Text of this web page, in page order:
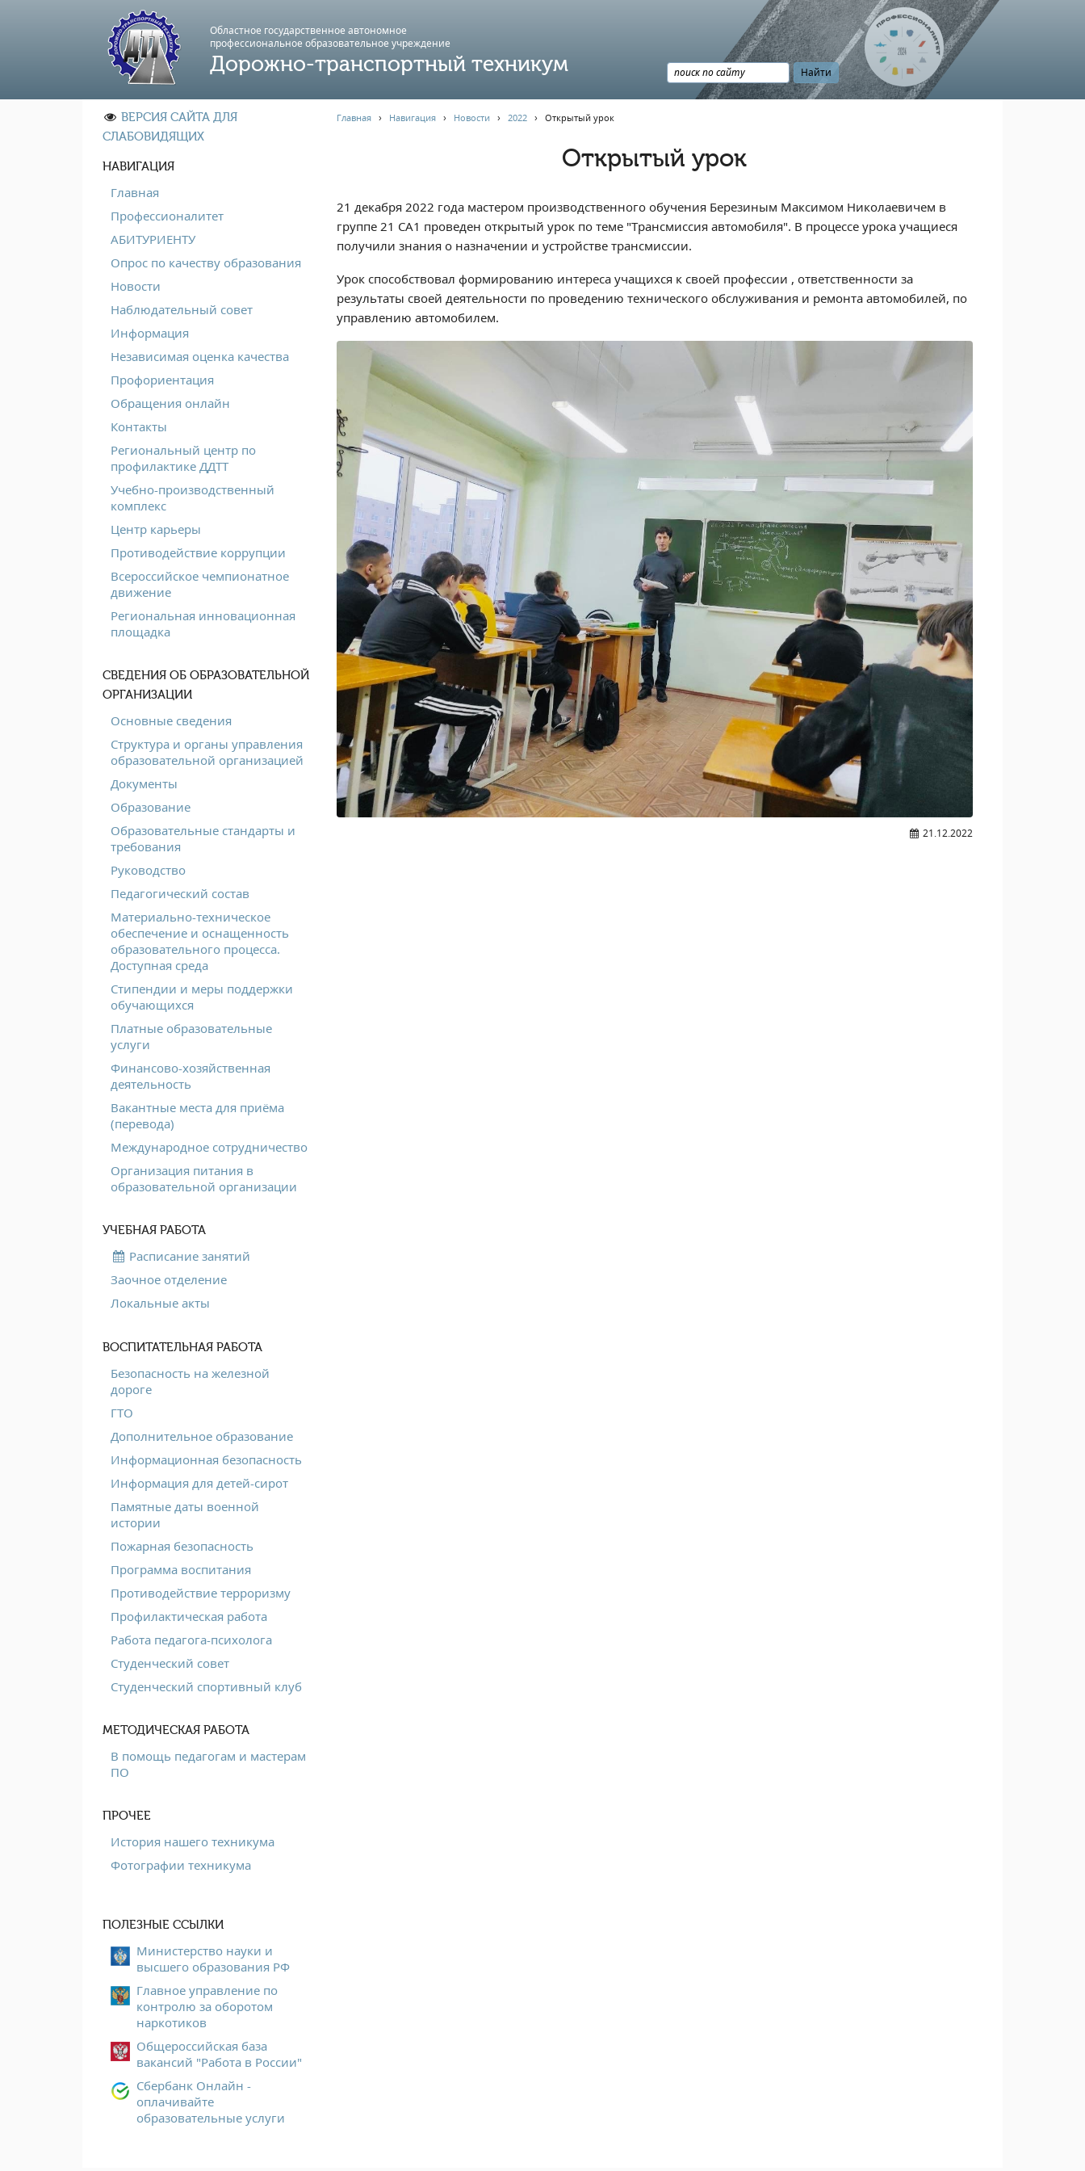
Областное государственное автономное
профессиональноe образовательное учреждение
Дорожно-транспортный техникум
ВЕРСИЯ САЙТА ДЛЯ
СЛАБОВИДЯЩИХ
НАВИГАЦИЯ
Главная
Профессионалитет
АБИТУРИЕНТУ
Опрос по качеству образования
Новости
Наблюдательный совет
Информация
Независимая оценка качества
Профориентация
Обращения онлайн
Контакты
Региональный центр по
профилактике ДДТТ
Учебно-производственный
комплекс
Центр карьеры
Противодействие коррупции
Всероссийское чемпионатное
движение
Региональная инновационная
площадка
СВЕДЕНИЯ ОБ ОБРАЗОВАТЕЛЬНОЙ
ОРГАНИЗАЦИИ
Основные сведения
Структура и органы управления
образовательной организацией
Документы
Образование
Образовательные стандарты и
требования
Руководство
Педагогический состав
Материально-техническое
обеспечение и оснащенность
образовательного процесса.
Доступная среда
Стипендии и меры поддержки
обучающихся
Платные образовательные
услуги
Финансово-хозяйственная
деятельность
Вакантные места для приёма
(перевода)
Международное сотрудничество
Организация питания в
образовательной организации
УЧЕБНАЯ РАБОТА
Расписание занятий
Заочное отделение
Локальные акты
ВОСПИТАТЕЛЬНАЯ РАБОТА
Безопасность на железной
дороге
ГТО
Дополнительное образование
Информационная безопасность
Информация для детей-сирот
Памятные даты военной
истории
Пожарная безопасность
Программа воспитания
Противодействие терроризму
Профилактическая работа
Работа педагога-психолога
Студенческий совет
Студенческий спортивный клуб
МЕТОДИЧЕСКАЯ РАБОТА
В помощь педагогам и мастерам
ПО
ПРОЧЕЕ
История нашего техникума
Фотографии техникума
ПОЛЕЗНЫЕ ССЫЛКИ
Министерство науки и
высшего образования РФ
Главное управление по
контролю за оборотом
наркотиков
Общероссийская база
вакансий "Работа в России"
Сбербанк Онлайн -
оплачивайте
образовательные услуги
Главная› Навигация› Новости › 2022› Открытый урок
Открытый урок
21 декабря 2022 года мастером производственного обучения Березиным Максимом Николаевичем в
группе 21 СА1 проведен открытый урок по теме "Трансмиссия автомобиля". В процессе урока учащиеся
получили знания о назначении и устройстве трансмиссии.
Урок способствовал формированию интереса учащихся к своей профессии , ответственности за
результаты своей деятельности по проведению технического обслуживания и ремонта автомобилей, по
управлению автомобилем.
21.12.2022